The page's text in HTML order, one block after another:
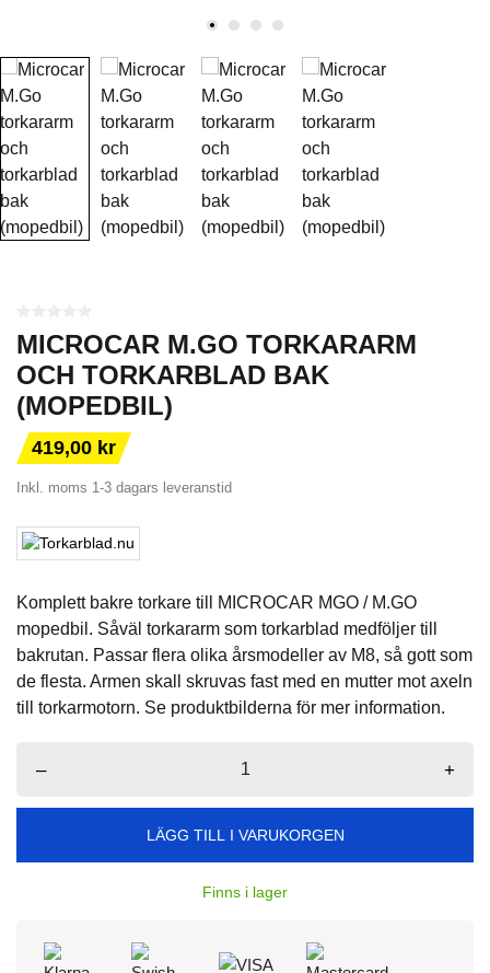
MICROCAR M.GO TORKARARM
OCH TORKARBLAD BAK
(MOPEDBIL)
419,00 kr
Inkl. moms 1-3 dagars leveranstid
Komplett bakre torkare till MICROCAR MGO / M.GO
mopedbil. Såväl torkararm som torkarblad medföljer till
bakrutan. Passar flera olika årsmodeller av M8, så gott som
de flesta. Armen skall skruvas fast med en mutter mot axeln
till torkarmotorn. Se produktbilderna för mer information.
– +
LÄGG TILL I VARUKORGEN
Finns i lager